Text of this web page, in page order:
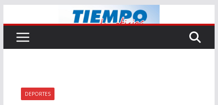
al
contenido
DEPORTES